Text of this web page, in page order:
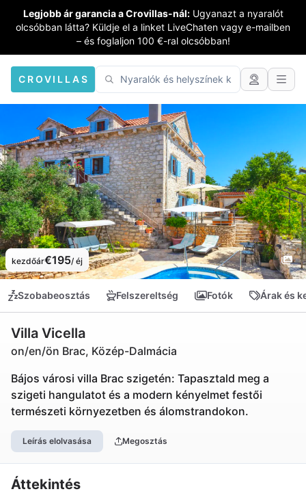
Legjobb ár garancia a Crovillas-nál: Ugyanazt a nyaralót
olcsóbban látta? Küldje el a linket LiveChaten vagy e-mailben
– és foglaljon 100 €-ral olcsóbban!
CROVILLAS
kezdőár€195/ éj
Szobabeosztás Felszereltség Fotók Árak és
Villa Vicella
on/en/ön Brac, Közép-Dalmácia
Bájos városi villa Brac szigetén: Tapasztald meg a
szigeti hangulatot és a modern kényelmet festői
természeti környezetben és álomstrandokon.
Leírás elolvasása Megosztás
Áttekintés